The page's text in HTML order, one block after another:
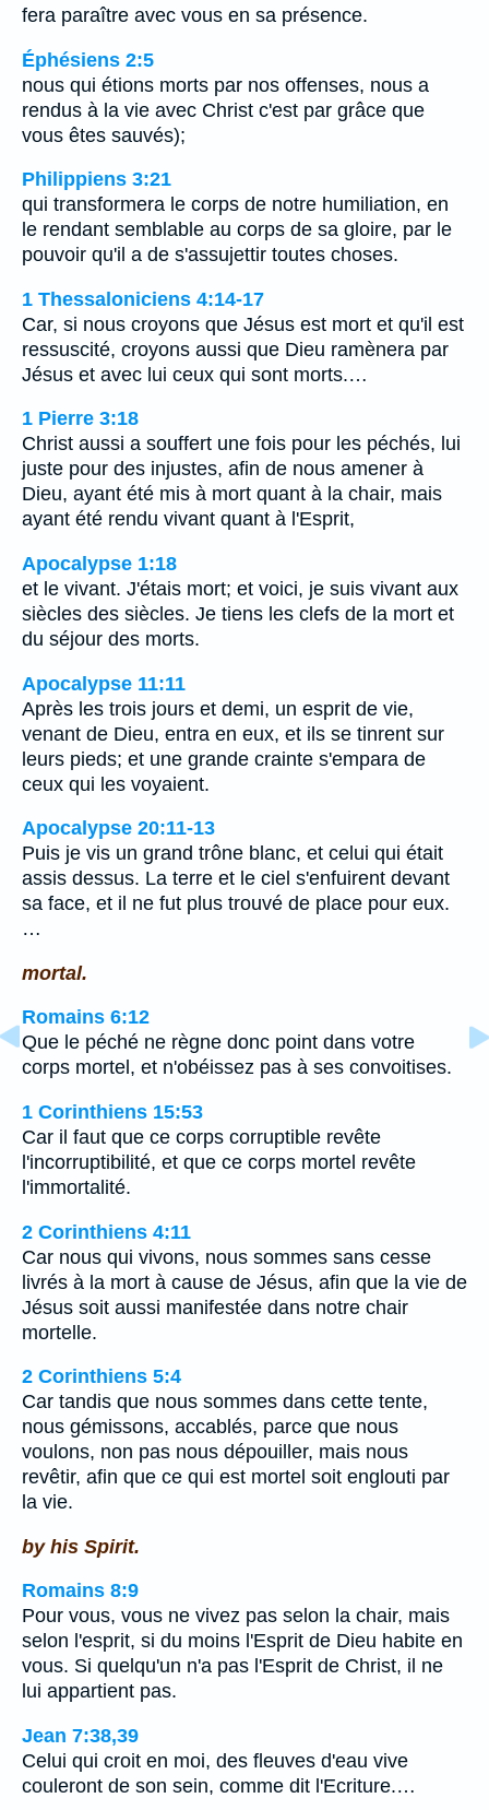
fera paraître avec vous en sa présence.
Éphésiens 2:5
nous qui étions morts par nos offenses, nous a
rendus à la vie avec Christ c'est par grâce que
vous êtes sauvés);
Philippiens 3:21
qui transformera le corps de notre humiliation, en
le rendant semblable au corps de sa gloire, par le
pouvoir qu'il a de s'assujettir toutes choses.
1 Thessaloniciens 4:14-17
Car, si nous croyons que Jésus est mort et qu'il est
ressuscité, croyons aussi que Dieu ramènera par
Jésus et avec lui ceux qui sont morts.…
1 Pierre 3:18
Christ aussi a souffert une fois pour les péchés, lui
juste pour des injustes, afin de nous amener à
Dieu, ayant été mis à mort quant à la chair, mais
ayant été rendu vivant quant à l'Esprit,
Apocalypse 1:18
et le vivant. J'étais mort; et voici, je suis vivant aux
siècles des siècles. Je tiens les clefs de la mort et
du séjour des morts.
Apocalypse 11:11
Après les trois jours et demi, un esprit de vie,
venant de Dieu, entra en eux, et ils se tinrent sur
leurs pieds; et une grande crainte s'empara de
ceux qui les voyaient.
Apocalypse 20:11-13
Puis je vis un grand trône blanc, et celui qui était
assis dessus. La terre et le ciel s'enfuirent devant
sa face, et il ne fut plus trouvé de place pour eux.
…
mortal.
Romains 6:12
Que le péché ne règne donc point dans votre
corps mortel, et n'obéissez pas à ses convoitises.
1 Corinthiens 15:53
Car il faut que ce corps corruptible revête
l'incorruptibilité, et que ce corps mortel revête
l'immortalité.
2 Corinthiens 4:11
Car nous qui vivons, nous sommes sans cesse
livrés à la mort à cause de Jésus, afin que la vie de
Jésus soit aussi manifestée dans notre chair
mortelle.
2 Corinthiens 5:4
Car tandis que nous sommes dans cette tente,
nous gémissons, accablés, parce que nous
voulons, non pas nous dépouiller, mais nous
revêtir, afin que ce qui est mortel soit englouti par
la vie.
by his Spirit.
Romains 8:9
Pour vous, vous ne vivez pas selon la chair, mais
selon l'esprit, si du moins l'Esprit de Dieu habite en
vous. Si quelqu'un n'a pas l'Esprit de Christ, il ne
lui appartient pas.
Jean 7:38,39
Celui qui croit en moi, des fleuves d'eau vive
couleront de son sein, comme dit l'Ecriture.…